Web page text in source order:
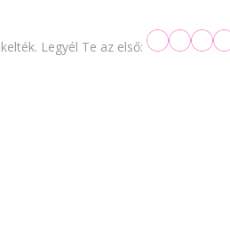
Legyél Te az első: